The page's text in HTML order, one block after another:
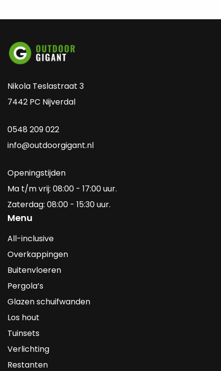
Nikola Teslastraat 3
7442 PC Nijverdal
0548 209 022
info@outdoorgigant.nl
Openingstijden
Ma t/m vrij: 08:00 - 17:00 uur.
Zaterdag: 08:00 - 15:30 uur.
Menu
All-inclusive
Overkappingen
Buitenvloeren
Pergola’s
Glazen schuifwanden
Los hout
Tuinsets
Verlichting
Restanten